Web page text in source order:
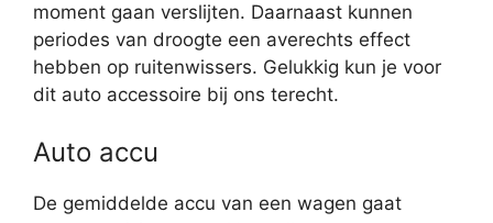
moment gaan verslijten. Daarnaast kunnen
periodes van droogte een averechts effect
hebben op ruitenwissers. Gelukkig kun je voor
dit auto accessoire bij ons terecht.
Auto accu
De gemiddelde accu van een wagen gaat